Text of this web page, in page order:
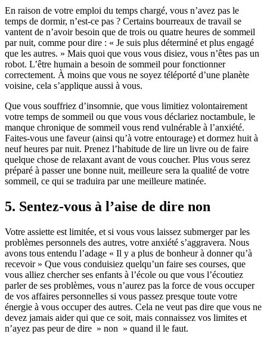
En raison de votre emploi du temps chargé, vous n’avez pas le
temps de dormir, n’est-ce pas ? Certains bourreaux de travail se
vantent de n’avoir besoin que de trois ou quatre heures de sommeil
par nuit, comme pour dire : « Je suis plus déterminé et plus engagé
que les autres. » Mais quoi que vous vous disiez, vous n’êtes pas un
robot. L’être humain a besoin de sommeil pour fonctionner
correctement. À moins que vous ne soyez téléporté d’une planète
voisine, cela s’applique aussi à vous.
Que vous souffriez d’insomnie, que vous limitiez volontairement
votre temps de sommeil ou que vous vous déclariez noctambule, le
manque chronique de sommeil vous rend vulnérable à l’anxiété.
Faites-vous une faveur (ainsi qu’à votre entourage) et dormez huit à
neuf heures par nuit. Prenez l’habitude de lire un livre ou de faire
quelque chose de relaxant avant de vous coucher. Plus vous serez
préparé à passer une bonne nuit, meilleure sera la qualité de votre
sommeil, ce qui se traduira par une meilleure matinée.
5. Sentez-vous à l’aise de dire non
Votre assiette est limitée, et si vous vous laissez submerger par les
problèmes personnels des autres, votre anxiété s’aggravera. Nous
avons tous entendu l’adage « Il y a plus de bonheur à donner qu’à
recevoir » Que vous conduisiez quelqu’un faire ses courses, que
vous alliez chercher ses enfants à l’école ou que vous l’écoutiez
parler de ses problèmes, vous n’aurez pas la force de vous occuper
de vos affaires personnelles si vous passez presque toute votre
énergie à vous occuper des autres. Cela ne veut pas dire que vous ne
devez jamais aider qui que ce soit, mais connaissez vos limites et
n’ayez pas peur de dire » non » quand il le faut.